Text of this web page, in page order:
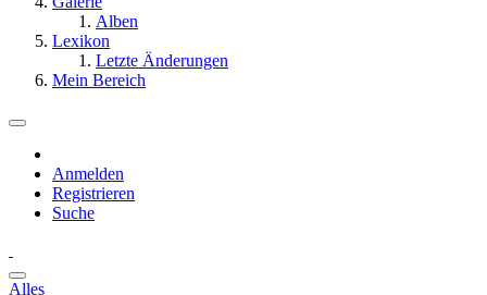
Alben
Lexikon
Letzte Änderungen
Mein Bereich
Anmelden
Registrieren
Suche
Alles